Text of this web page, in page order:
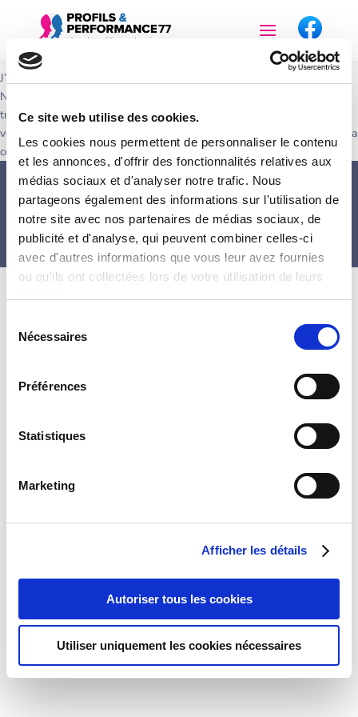
Ce site web utilise des cookies.
Les cookies nous permettent de personnaliser le contenu
et les annonces, d'offrir des fonctionnalités relatives aux
médias sociaux et d'analyser notre trafic. Nous
partageons également des informations sur l'utilisation de
notre site avec nos partenaires de médias sociaux, de
publicité et d'analyse, qui peuvent combiner celles-ci
avec d'autres informations que vous leur avez fournies
ou qu'ils ont collectées lors de votre utilisation de leurs
Nécessaires
Préférences
Statistiques
Marketing
Afficher les détails
Autoriser tous les cookies
Utiliser uniquement les cookies nécessaires
J’animerai 4 ateliers sur la thématique « Etre un candidat convaincant ».
Nous réfléchirons à la verbalisation de vos compétences techniques,
transversales, transférables, la mise en avant de vos atouts, la posture
verbale et non verbale, l’énonciation des motivations, l’optimisation de la
communication …
Copyright Profils&Performances77 2024 | Créé avec ❤️
par Keekata | Mentions légales|Politique de
confidentialité|🍪 Gestion des Cookies